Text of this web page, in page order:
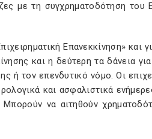
με τη συγχρηματοδότηση του
Επανεκκίνηση»
και η δεύτερη τα δάνεια
ή τον επενδυτικό νόμο. Οι
και ασφαλιστικά
να αιτηθούν